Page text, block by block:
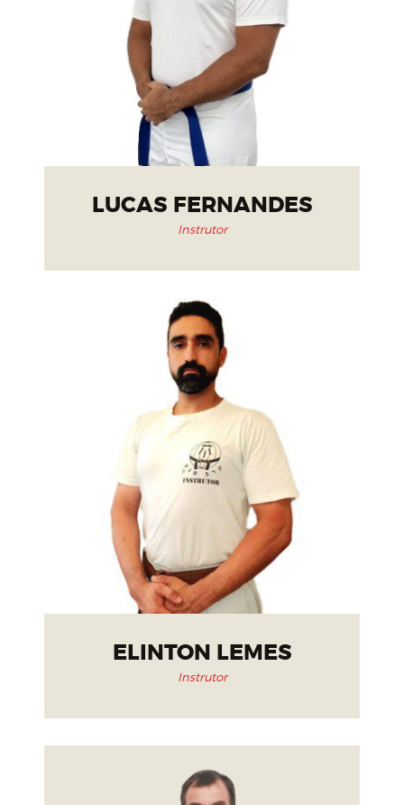
LUCAS FERNANDES
Instrutor
ELINTON LEMES
Instrutor